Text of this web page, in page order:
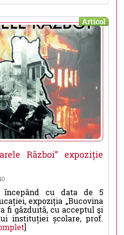
Articol
Război” expoziție
cu data de 5
expoziția „Bucovina
fi găzduită, cu acceptul şi
instituției școlare, prof.
]